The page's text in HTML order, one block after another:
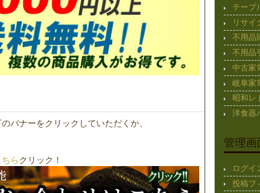
バナーをクリックしていただくか、
ちらクリック！
テーブ
リサイ
不用品
不用品
中古家
岐阜家
昭和レ
洋食器
管理画
ログイ
投稿フ